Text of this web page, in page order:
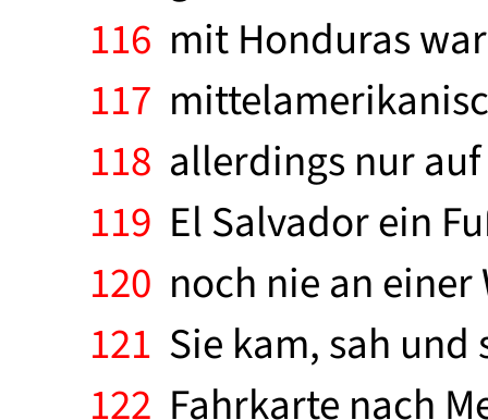
116 mit Honduras
117
118 allerdings nur
119 El Salvador ein
120 noch nie an
121 Sie kam, sah
122 Fahrkarte nach